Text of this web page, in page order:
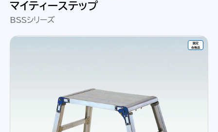
マイティーステップ
BSSシリーズ
認定
合格品